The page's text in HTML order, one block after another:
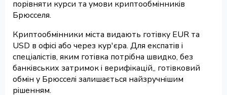
порівняти курси та умови криптообмінників
Брюсселя.
Криптообмінники міста видають готівку EUR та
USD в офісі або через кур'єра. Для експатів і
спеціалістів, яким готівка потрібна швидко, без
банківських затримок і верифікацій,, готівковий
обмін у Брюсселі залишається найзручнішим
рішенням.